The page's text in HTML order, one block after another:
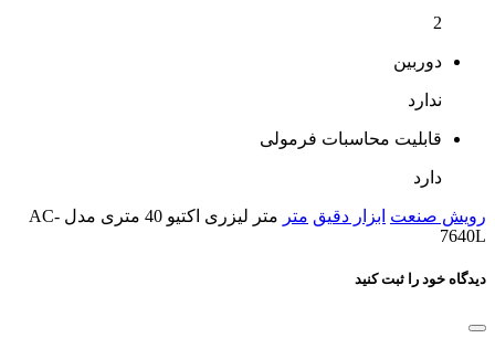
2
دوربین
ندارد
قابلیت محاسبات فرمولی
دارد
رویش صنعت ابزار دقیق متر
متر لیزری اکتیو 40 متری مدل AC-
7640L
دیدگاه خود را ثبت کنید